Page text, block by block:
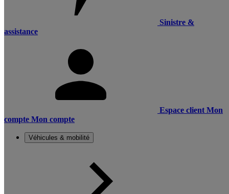
Sinistre &
assistance
Espace client Mon
compte Mon compte
Véhicules & mobilité